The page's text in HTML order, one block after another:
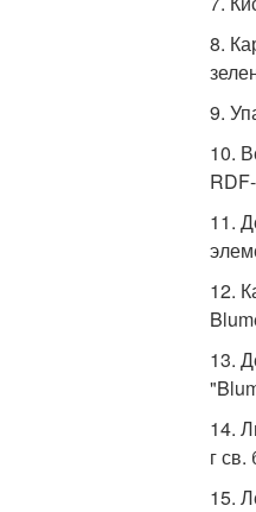
8.
9.
10.
11.
12.
13.
14.
г
15.